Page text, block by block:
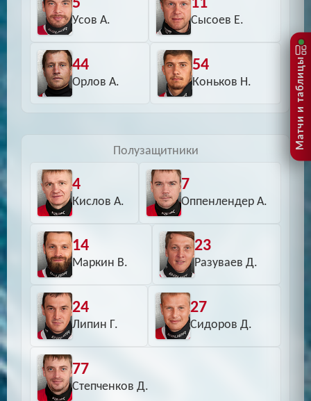
5
Усов А.
11
Сысоев Е.
44
Орлов А.
54
Коньков Н.
Полузащитники
4
Кислов А.
7
Оппенлендер А.
14
Маркин В.
23
Разуваев Д.
24
Липин Г.
27
Сидоров Д.
77
Степченков Д.
Матчи и таблицы